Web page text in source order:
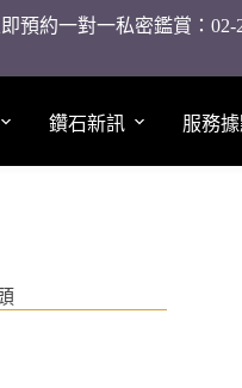
預約一對一私密鑑賞：02-
鑽石新訊 服務